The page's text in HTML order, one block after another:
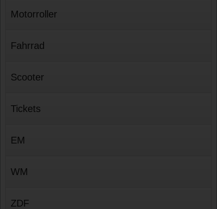
Motorroller
Fahrrad
Scooter
Tickets
EM
WM
ZDF